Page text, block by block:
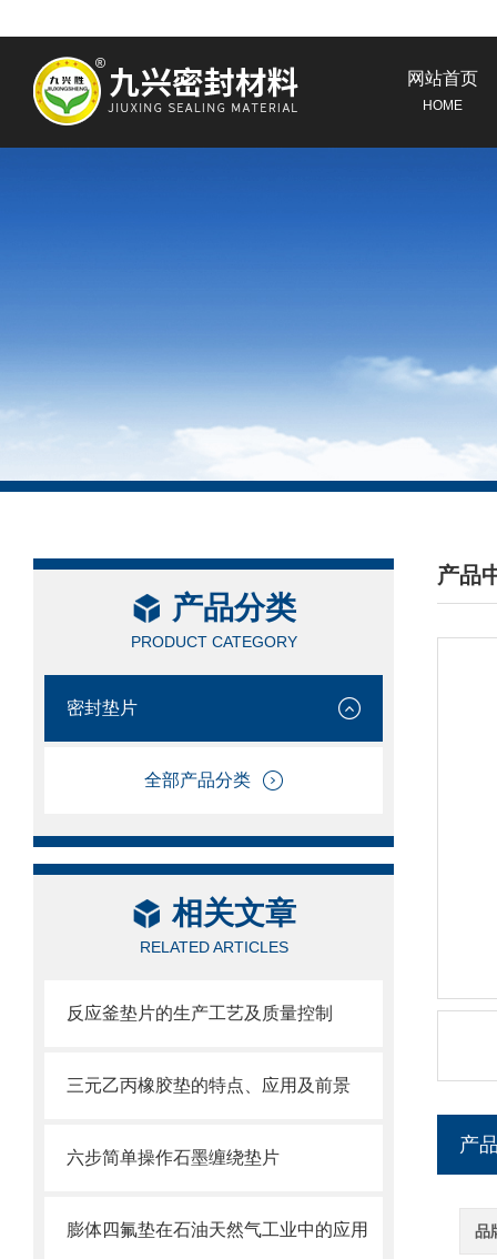
网站首页
HOME
产品分类
PRODUCT CATEGORY
密封垫片
全部产品分类
相关文章
RELATED ARTICLES
反应釜垫片的生产工艺及质量控制
三元乙丙橡胶垫的特点、应用及前景
六步简单操作石墨缠绕垫片
膨体四氟垫在石油天然气工业中的应用
产品
/
产
品